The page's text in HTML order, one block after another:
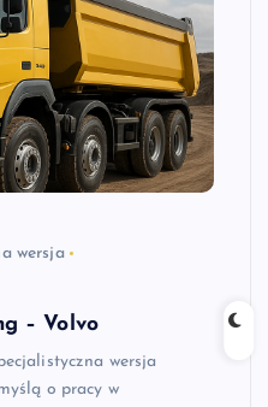
wersja
– Volvo
wersja
o pracy w